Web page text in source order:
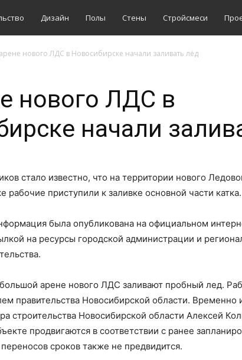
Дизайн Полы Стены Стройсмеси
нового ЛДС в Новосибирске начали заливать лёд
нового ЛДС в
начали
стало известно, что на территории нового
рабочие приступили к заливке основной части катка.
была опубликована на официальном
на ресурсы городской администрации и
арене нового ЛДС заливают пробный лед.
правительства Новосибирской области.
строительства Новосибирской области Алексей
продвигаются в соответствии с ранее
сроков также не предвидится.